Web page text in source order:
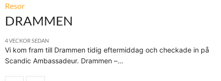
Resor
DRAMMEN
4 VECKOR SEDAN
Vi kom fram till Drammen tidig eftermiddag och checkade in på
Scandic Ambassadeur. Drammen –…